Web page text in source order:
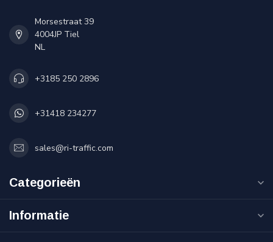
Morsestraat 39
4004JP Tiel
NL
+3185 250 2896
+31418 234277
sales@ri-traffic.com
Categorieën
Informatie